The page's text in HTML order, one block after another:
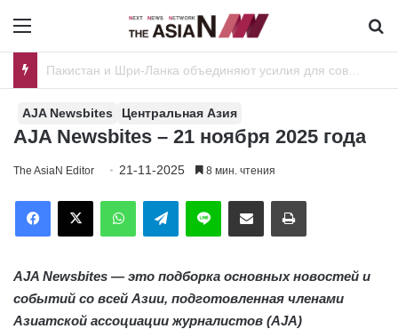
Menu
AJA Newsbites Центральная Азия
AJA Newsbites – 21 ноября 2025 года
The AsiaN Editor 21-11-2025 8 мин. чтения
FacebookX WhatsAppTelegramLine Отправить по имейл Печать
AJA Newsbites — это подборка основных новостей и
событий со всей Азии, подготовленная членами
Азиатской ассоциации журналистов (AJA)